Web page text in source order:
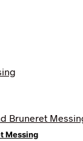
Messing